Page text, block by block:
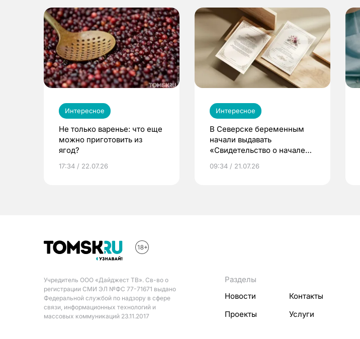
Интересное
Не только варенье: что еще
можно приготовить из
ягод?
17:34 / 22.07.26
Интересное
В Северске беременным
начали выдавать
«Свидетельство о начале
09:34 / 21.07.26
Учредитель ООО «Дайджест ТВ». Св-во о
регистрации СМИ ЭЛ №ФС 77-71671 выдано
Федеральной службой по надзору в сфере
связи, информационных технологий и
массовых коммуникаций 23.11.2017
Разделы
Новости
Контакты
Проекты
Услуги